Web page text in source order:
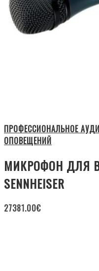
ПРОФЕССИОНАЛЬНОЕ
ОПОВЕЩЕНИЙ
МИКРОФОН ДЛЯ
SENNHEISER
27381.00€